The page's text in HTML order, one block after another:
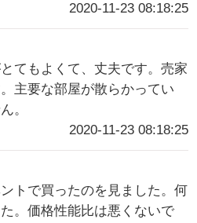
2020-11-23 08:18:25
てもよくて、丈夫です。売家
主要な部屋が散らかってい
。
2020-11-23 08:18:25
トで買ったのを見ました。何
。価格性能比は悪くないで